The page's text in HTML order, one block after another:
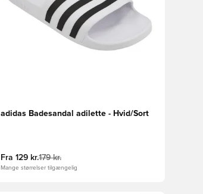
adidas Badesandal adilette - Hvid/Sort
Fra 129 kr.179 kr.
Mange størrelser tilgængelig